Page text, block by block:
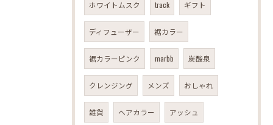
ホワイトムスク track ギフト
ディフューザー 裾カラー
裾カラーピンク marbb 炭酸泉
クレンジング メンズ おしゃれ
雑貨 ヘアカラー アッシュ